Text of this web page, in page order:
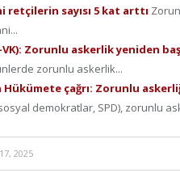
retçilerin sayısı 5 kat arttı
Zorunlu askerlik yeniden
zorunlu askerlik...
Hükümete çağrı: Zorunlu
demokratlar, SPD), zorunlu
2025